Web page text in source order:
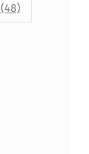
(48)